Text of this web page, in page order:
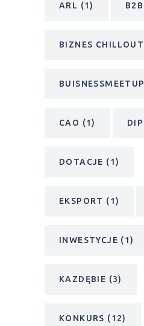
ARL (1) B2B
BIZNES CHILLOUT
BUISNESSMEETUP
CAO (1) DIP
DOTACJE (1)
EKSPORT (1)
INWESTYCJE (1)
KAZDĘBIE (3)
KONKURS (12)